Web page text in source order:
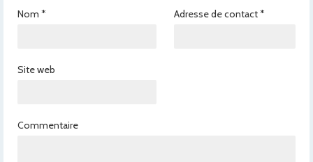
Nom * Adresse de contact*
Site web
Commentaire